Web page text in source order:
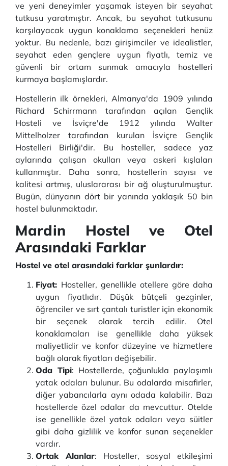
ve yeni deneyimler yaşamak isteyen bir seyahat
tutkusu yaratmıştır. Ancak, bu seyahat tutkusunu
karşılayacak uygun konaklama seçenekleri henüz
yoktur. Bu nedenle, bazı girişimciler ve idealistler,
seyahat eden gençlere uygun fiyatlı, temiz ve
güvenli bir ortam sunmak amacıyla hostelleri
kurmaya başlamışlardır.
Hostellerin ilk örnekleri, Almanya'da 1909 yılında
Richard Schirrmann tarafından açılan Gençlik
Hosteli ve İsviçre'de 1912 yılında Walter
Mittelholzer tarafından kurulan İsviçre Gençlik
Hostelleri Birliği'dir. Bu hosteller, sadece yaz
aylarında çalışan okulları veya askeri kışlaları
kullanmıştır. Daha sonra, hostellerin sayısı ve
kalitesi artmış, uluslararası bir ağ oluşturulmuştur.
Bugün, dünyanın dört bir yanında yaklaşık 50 bin
hostel bulunmaktadır.
Mardin Hostel ve Otel
Arasındaki Farklar
Hostel ve otel arasındaki farklar şunlardır:
Fiyat: Hosteller, genellikle otellere göre daha
uygun fiyatlıdır. Düşük bütçeli gezginler,
öğrenciler ve sırt çantalı turistler için ekonomik
bir seçenek olarak tercih edilir. Otel
konaklamaları ise genellikle daha yüksek
maliyetlidir ve konfor düzeyine ve hizmetlere
bağlı olarak fiyatları değişebilir.
Oda Tipi: Hostellerde, çoğunlukla paylaşımlı
yatak odaları bulunur. Bu odalarda misafirler,
diğer yabancılarla aynı odada kalabilir. Bazı
hostellerde özel odalar da mevcuttur. Otelde
ise genellikle özel yatak odaları veya süitler
gibi daha gizlilik ve konfor sunan seçenekler
vardır.
Ortak Alanlar: Hosteller, sosyal etkileşimi